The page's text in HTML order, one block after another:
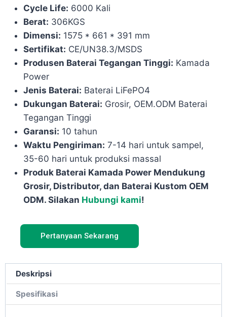
Cycle Life: 6000 Kali
Berat: 306KGS
Dimensi: 1575 * 661 * 391 mm
Sertifikat: CE/UN38.3/MSDS
Produsen Baterai Tegangan Tinggi: Kamada
Power
Jenis Baterai: Baterai LiFePO4
Dukungan Baterai: Grosir, OEM.ODM Baterai
Tegangan Tinggi
Garansi: 10 tahun
Waktu Pengiriman: 7-14 hari untuk sampel,
35-60 hari untuk produksi massal
Produk Baterai Kamada Power Mendukung
Grosir, Distributor, dan Baterai Kustom OEM
ODM. Silakan Hubungi kami!
Pertanyaan Sekarang
Deskripsi
Spesifikasi